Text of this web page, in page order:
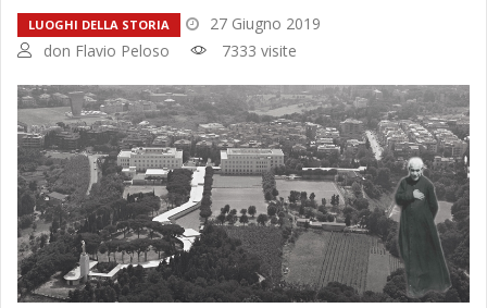
LUOGHI DELLA STORIA
27 Giugno 2019
don Flavio Peloso
7333 visite